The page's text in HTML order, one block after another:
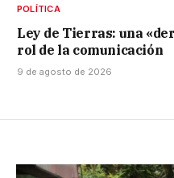
POLÍTICA
Ley de Tierras: una
rol de la comunicación
9 de agosto de 2026